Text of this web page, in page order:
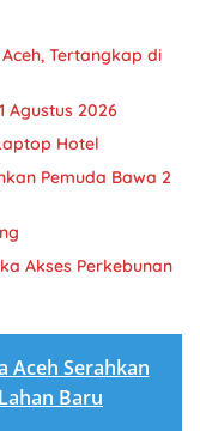
Tertangkap di
Agustus 2026
Hotel
Pemuda Bawa 2
Akses Perkebunan
Aceh Serahkan
Baru